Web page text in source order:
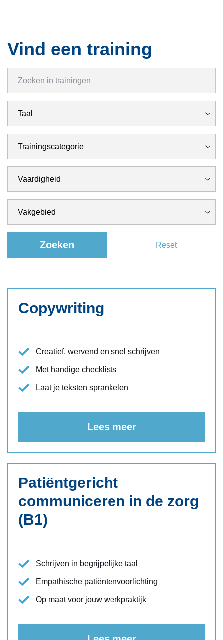
Vind een training
Zoeken Reset
Copywriting
Creatief, wervend en snel schrijven
Met handige checklists
Laat je teksten sprankelen
Lees meer
Patiëntgericht
communiceren in de zorg
(B1)
Schrijven in begrijpelijke taal
Empathische patiëntenvoorlichting
Op maat voor jouw werkpraktijk